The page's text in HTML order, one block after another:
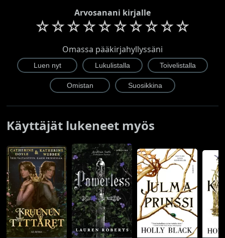
Arvosanani kirjalle
☆☆☆☆☆☆☆☆☆☆
Omassa pääkirjahyllyssäni
Käyttäjät lukeneet myös